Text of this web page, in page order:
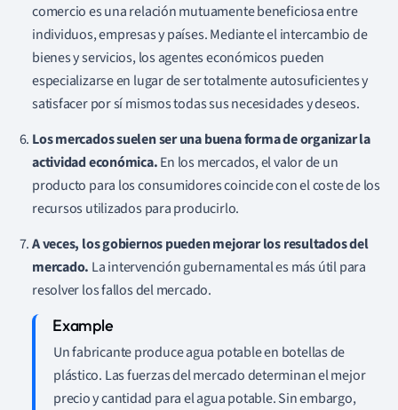
comercio es una relación mutuamente beneficiosa entre
individuos, empresas y países. Mediante el intercambio de
bienes y servicios, los agentes económicos pueden
especializarse en lugar de ser totalmente autosuficientes y
satisfacer por sí mismos todas sus necesidades y deseos.
Los mercados suelen ser una buena forma de organizar la
actividad económica.En los mercados, el valor de un
producto para los consumidores coincide con el coste de los
recursos utilizados para producirlo.
A veces, los gobiernos pueden mejorar los resultados del
mercado. La intervención gubernamental es más útil para
resolver los fallos del mercado.
Un fabricante produce agua potable en botellas de
plástico. Las fuerzas del mercado determinan el mejor
precio y cantidad para el agua potable. Sin embargo,